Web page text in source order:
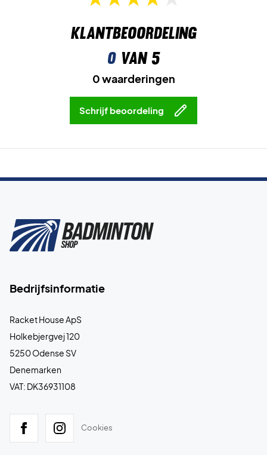
Klantbeoordeling
0van 5
0 waarderingen
Schrijf beoordeling
Bedrijfsinformatie
Racket House ApS
Holkebjergvej 120
5250 Odense SV
Denemarken
VAT: DK36931108
Cookies